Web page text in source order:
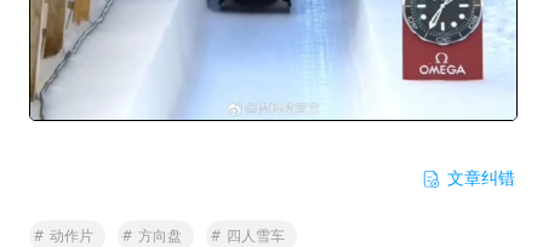
文章纠错
# 动作片 # 方向盘 # 四人雪车